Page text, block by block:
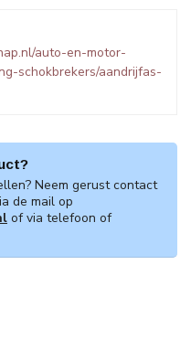
auto-en-motor-
schokbrekers/aandrijfas-
Neem gerust contact
de mail op
of via telefoon of